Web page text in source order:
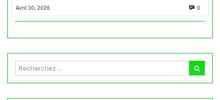
Avril 30, 2026 0